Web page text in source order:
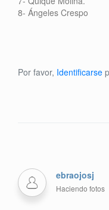
8- Ángeles Crespo
Por favor, Identificarse
ebraojosj
Haciendo fotos